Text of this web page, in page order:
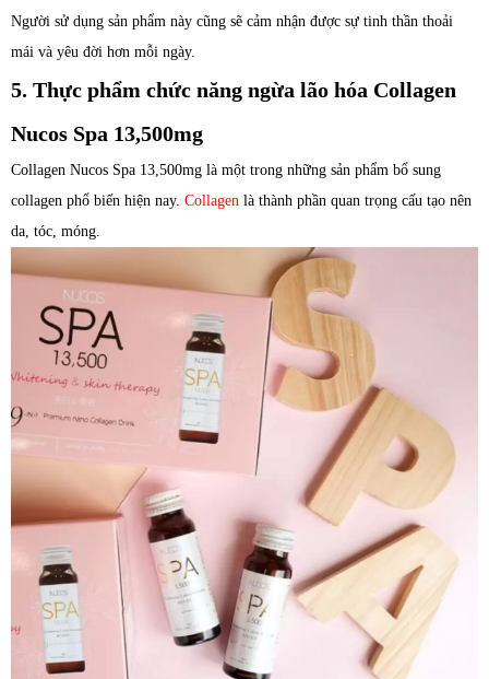
Người sử dụng sản phẩm này cũng sẽ cảm nhận được sự tinh thần thoải
mái và yêu đời hơn mỗi ngày.
5. Thực phẩm chức năng ngừa lão hóa Collagen
Nucos Spa 13,500mg
Collagen Nucos Spa 13,500mg là một trong những sản phẩm bổ sung
collagen phổ biến hiện nay. Collagen là thành phần quan trọng cấu tạo nên
da, tóc, móng.